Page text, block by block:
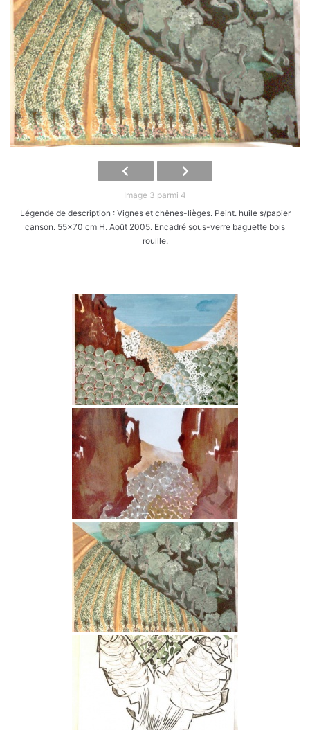
Image 3 parmi 4
Légende de description : Vignes et chênes-lièges. Peint. huile s/papier
canson. 55x70 cm H. Août 2005. Encadré sous-verre baguette bois
rouille.